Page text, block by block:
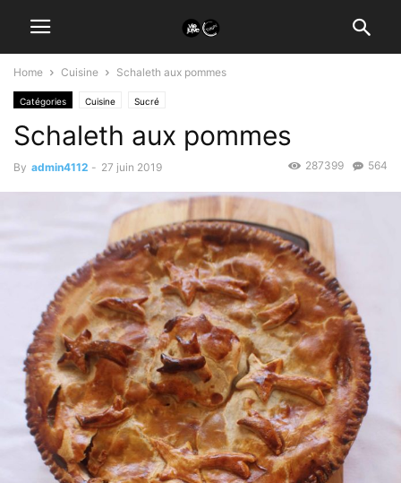
Home Cuisine Schaleth aux pommes
Catégories Cuisine Sucré
Schaleth aux pommes
By admin4112 - 27 juin 2019 564
287399